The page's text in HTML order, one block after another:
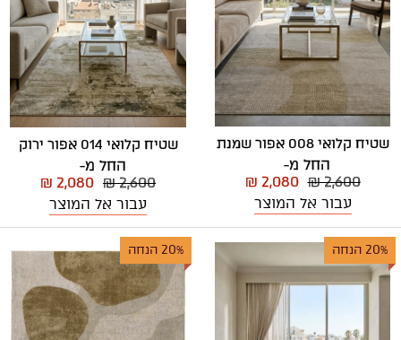
שטיח קלואי 008 אפור שמנת
החל מ-
₪ 2,600
₪ 2,080
עבור אל המוצר
שטיח קלואי 014 אפור ירוק
החל מ-
₪ 2,600
₪ 2,080
עבור אל המוצר
20% הנחה 20% הנחה